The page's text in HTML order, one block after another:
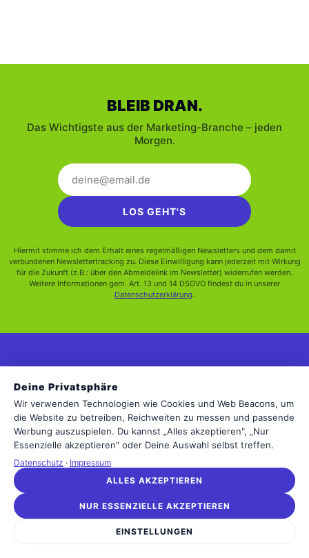
BLEIB DRAN.
Das Wichtigste aus der Marketing-Branche – jeden
Morgen.
LOS GEHT'S
Hiermit stimme ich dem Erhalt eines regelmäßigen Newsletters und dem damit
verbundenen Newslettertracking zu. Diese Einwilligung kann jederzeit mit Wirkung
für die Zukunft (z.B.: über den Abmeldelink im Newsletter) widerrufen werden.
Weitere Informationen gem. Art. 13 und 14 DSGVO findest du in unserer
Datenschutzerklärung.
Marketing
Wissen
FAQ
Allgemein
Jobs
Deine Privatsphäre
Wir verwenden Technologien wie Cookies und Web Beacons, um
die Website zu betreiben, Reichweiten zu messen und passende
Werbung auszuspielen. Du kannst „Alles akzeptieren", „Nur
Essenzielle akzeptieren" oder Deine Auswahl selbst treffen.
Datenschutz · Impressum
EINSTELLUNGEN
NUR ESSENZIELLE AKZEPTIEREN
ALLES AKZEPTIEREN